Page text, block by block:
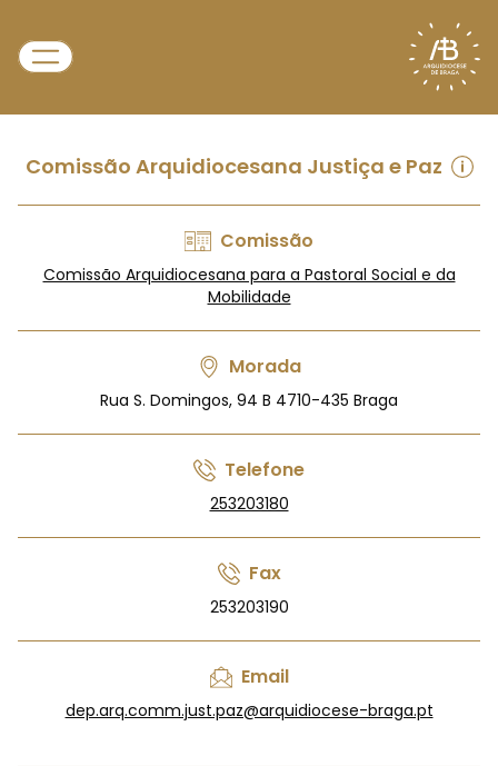
Comissão Arquidiocesana Justiça e Paz
Comissão
Comissão Arquidiocesana para a Pastoral Social e da
Mobilidade
Morada
Rua S. Domingos, 94 B 4710-435 Braga
Telefone
253203180
Fax
253203190
Email
dep.arq.comm.just.paz@arquidiocese-braga.pt